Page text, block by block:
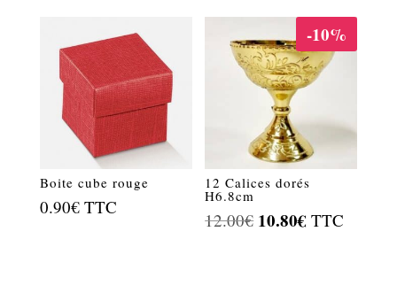
initial
était :
21.60€.
actuel
est :
10.80€.
Boite cube rouge
0.90€ TTC
-10%
12 Calices dorés
H6.8cm
12.00€ Le
10.80€ Le
TTC